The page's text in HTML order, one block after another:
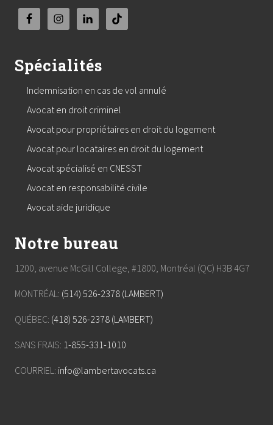
Spécialités
Indemnisation en cas de vol annulé
Avocat en droit criminel
Avocat pour propriétaires en droit du logement
Avocat pour locataires en droit du logement
Avocat spécialisé en CNESST
Avocat en responsabilité civile
Avocat aide juridique
Notre bureau
1200, avenue McGill College, #1800, Montréal (QC) H3B 4G7
MONTRÉAL: (514) 526-2378 (LAMBERT)
QUÉBEC: (418) 526-2378 (LAMBERT)
SANS FRAIS: 1-855-331-1010
COURRIEL: info@lambertavocats.ca